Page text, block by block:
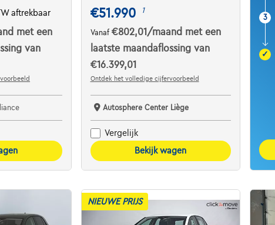
aftrekbaar
met een
van
€51.990 1
Vanaf €802,01 /maand met een
laatste maandaflossing van
€16.399,01
Ontdek het volledige cijfervoorbeeld
Autosphere Center Liège
Vergelijk
Bekijk wagen
3
✓
NIEUWE PRIJS